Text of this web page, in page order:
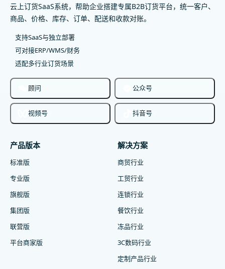
云上订货SaaS系统，帮助企业搭建专属B2B订货平台，统一客户、
商品、价格、库存、订单、配送和收款对账。
支持SaaS与独立部署
可对接ERP/WMS/财务
适配多行业订货场景
顾问 公众号
视频号 抖音号
产品版本
标准版
专业版
旗舰版
集团版
联营版
平台商家版
解决方案
商贸行业
工贸行业
连锁行业
餐饮行业
冻品行业
3C数码行业
定制产品行业